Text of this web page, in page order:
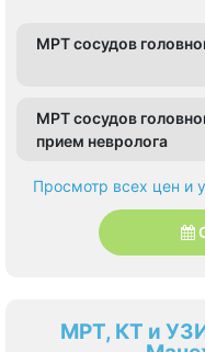
МРТ сосудов
МРТ сосудов
прием невролога
Просмотр всех цен и
МРТ, КТ и